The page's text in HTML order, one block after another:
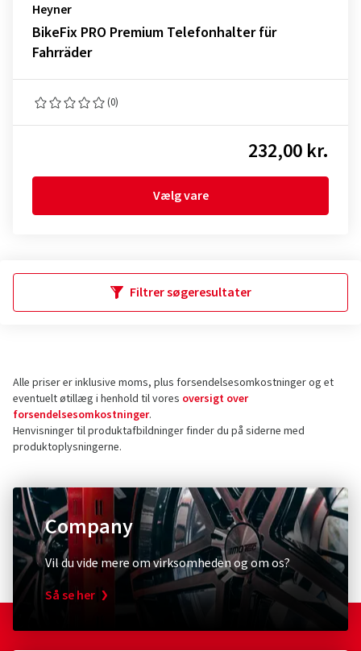
Heyner
BikeFix PRO Premium Telefonhalter für
Fahrräder
(0)
232,00 kr.
Vælg vare
Filtrer søgeresultater
Alle priser er inklusive moms, plus forsendelsesomkostninger og et
eventuelt øtillæg i henhold til vores oversigt over
forsendelsesomkostninger.
Henvisninger til produktafbildninger finder du på siderne med
produktoplysningerne.
Company
Vil du vide mere om virksomheden og om os?
Så se her